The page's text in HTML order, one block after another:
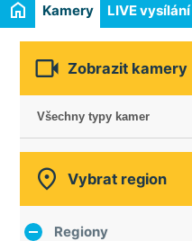
Kamery LIVE vysílání
 Zobrazit kamery
 Vybrat region
Regiony